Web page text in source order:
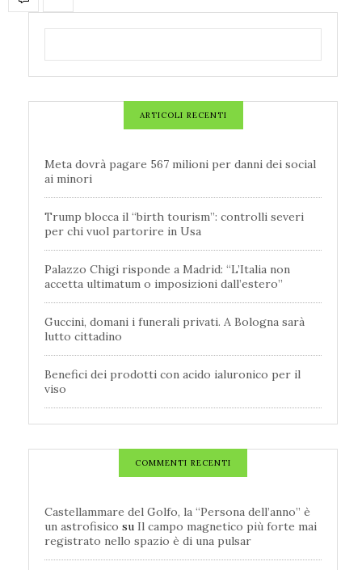
ARTICOLI RECENTI
Meta dovrà pagare 567 milioni per danni dei social
ai minori
Trump blocca il “birth tourism”: controlli severi
per chi vuol partorire in Usa
Palazzo Chigi risponde a Madrid: “L’Italia non
accetta ultimatum o imposizioni dall’estero”
Guccini, domani i funerali privati. A Bologna sarà
lutto cittadino
Benefici dei prodotti con acido ialuronico per il
viso
COMMENTI RECENTI
Castellammare del Golfo, la “Persona dell’anno” è
un astrofisico su Il campo magnetico più forte mai
registrato nello spazio è di una pulsar